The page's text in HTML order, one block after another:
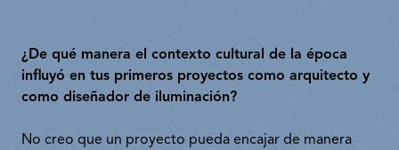
¿De qué manera el contexto cultural de la época
influyó en tus primeros proyectos como arquitecto y
como diseñador de iluminación?
No creo que un proyecto pueda encajar de manera